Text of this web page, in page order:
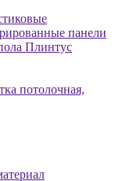
панели
Плинтус
потолочная,